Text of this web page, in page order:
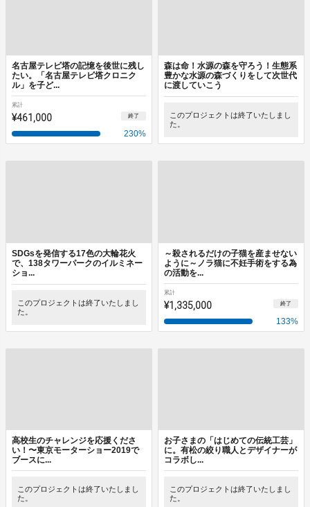
名古屋テレビ塔の記憶を後世に残し
たい。「名古屋テレビ塔クロニク
ル」を子ど...
累計
¥461,000 終了
230%
森は命！水源の森を守ろう！生態系
豊かな水源の森づくりをして次世代
に渡していこう
このプロジェクトは終了いたしまし
た。
SDGsを発信する17色の大輪花火
で、138タワーパークのイルミネー
ショ...
このプロジェクトは終了いたしまし
た。
～殺されるだけの子猫を産ませない
ように～ノラ猫に不妊手術をする為
の活動を...
累計
¥1,335,000 終了
133%
高校生のチャレンジを応援くださ
い！〜東京モーターショー2019で
ブースに...
このプロジェクトは終了いたしまし
た。
お子さまの「はじめての伝統工芸」
に。有松の絞り職人とデザイナーが
コラボし...
このプロジェクトは終了いたしまし
た。